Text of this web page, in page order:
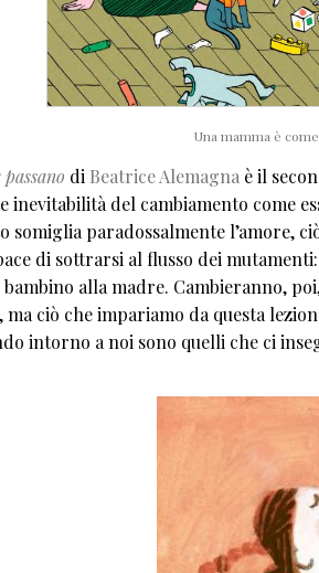
Una mamma è
passano di Beatrice Alemagna è il
inevitabilità del cambiamento come
somiglia paradossalmente l’amore,
di sottrarsi al flusso dei
bambino alla madre. Cambieranno,
ma ciò che impariamo da questa
intorno a noi sono quelli che ci